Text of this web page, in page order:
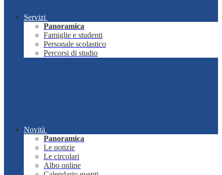
Servizi
Panoramica
Famiglie e studenti
Personale scolastico
Percorsi di studio
Novità
Panoramica
Le notizie
Le circolari
Albo online